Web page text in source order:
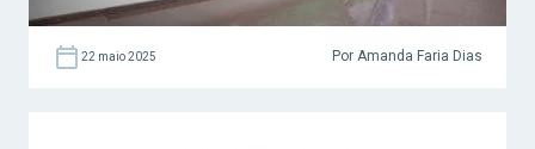
22 maio 2025 Por Amanda Faria Dias